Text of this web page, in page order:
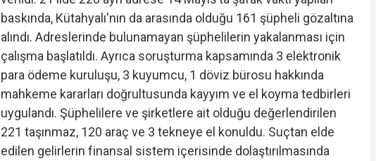
baskında, Kütahyalı'nın da arasında olduğu 161 şüpheli gözaltına
alındı. Adreslerinde bulunamayan şüphelilerin yakalanması için
çalışma başlatıldı. Ayrıca soruşturma kapsamında 3 elektronik
para ödeme kuruluşu, 3 kuyumcu, 1 döviz bürosu hakkında
mahkeme kararları doğrultusunda kayyım ve el koyma tedbirleri
uygulandı. Şüphelilere ve şirketlere ait olduğu değerlendirilen
221 taşınmaz, 120 araç ve 3 tekneye el konuldu. Suçtan elde
edilen gelirlerin finansal sistem içerisinde dolaştırılmasında